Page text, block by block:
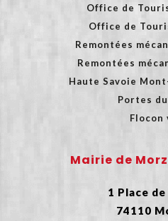
Office de
Office de
Remontées
Remontées
Haute Savoie
Portes
Flocon
Mairie de
1 Place
74110